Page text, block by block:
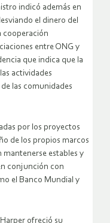
indicó además en
el dinero del
cooperación
entre ONG y
que indica que la
actividades
las comunidades
por los proyectos
de los propios marcos
estables y
conjunción con
el Banco Mundial y
ofreció su